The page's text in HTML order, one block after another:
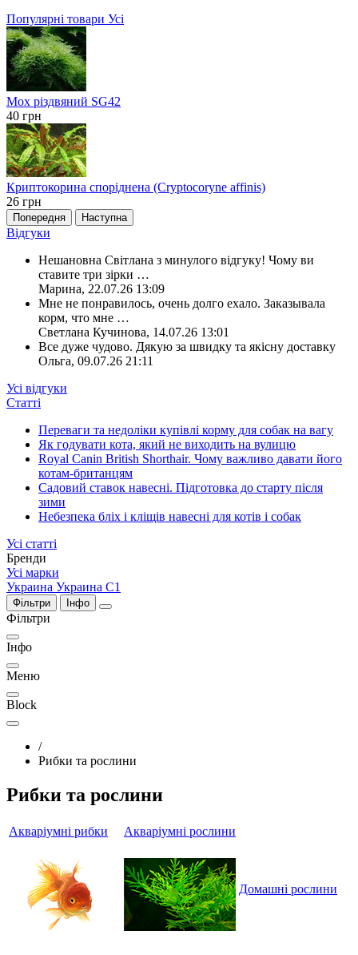
Популярні товари Усі
Мох різдвяний SG42
40 грн
Криптокорина споріднена (Cryptocoryne affinis)
26 грн
Попередня Наступна
Відгуки
Нешановна Світлана з минулого відгуку! Чому ви
ставите три зірки …
Марина, 22.07.26 13:09
Мне не понравилось, очень долго ехало. Заказывала
корм, что мне …
Светлана Кучинова, 14.07.26 13:01
Все дуже чудово. Дякую за швидку та якісну доставку
Ольга, 09.07.26 21:11
Усі відгуки
Статті
Переваги та недоліки купівлі корму для собак на вагу
Як годувати кота, який не виходить на вулицю
Royal Canin British Shorthair. Чому важливо давати його
котам-британцям
Садовий ставок навесні. Підготовка до старту після
зими
Небезпека бліх і кліщів навесні для котів і собак
Усі статті
Бренди
Усі марки
Украина Украина С1
Фільтри Інфо
Фільтри
Інфо
Меню
Block
/
Рибки та рослини
Рибки та рослини
Акваріумні рибки Акваріумні рослини
Домашні рослини